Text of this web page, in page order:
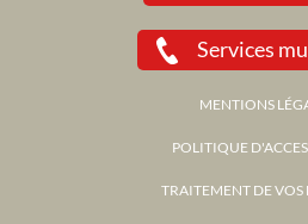
Services
MENTIONS
POLITIQUE
TRAITEMENT DE VOS